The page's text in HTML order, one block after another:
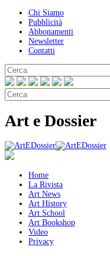
Chi Siamo
Pubblicità
Abbonamenti
Newsletter
Contatti
Art e Dossier
Home
La Rivista
Art News
Art History
Art School
Art Bookshop
Video
Privacy